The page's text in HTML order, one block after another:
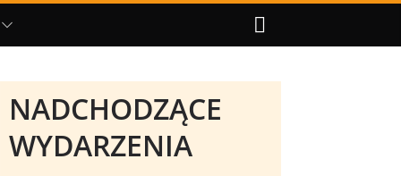
NADCHODZĄCE
WYDARZENIA